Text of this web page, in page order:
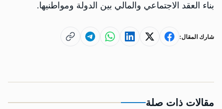
بناء العقد الاجتماعي والمالي بين الدولة ومواطنيها.
شارك المقال:
مقالات ذات صلة